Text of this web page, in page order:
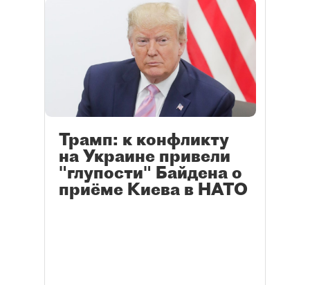
Трамп: к конфликту
на Украине привели
"глупости" Байдена о
приёме Киева в НАТО